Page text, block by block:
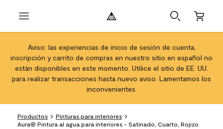
Aviso: las experiencias de inicio de sesión de cuenta,
inscripción y carrito de compras en nuestro sitio en español no
están disponibles en este momento. Utilice el sitio de EE. UU.
para realizar transacciones hasta nuevo aviso. Lamentamos los
inconvenientes.
Productos
Pinturas para interiores
Aura® Pintura al agua para interiores - Satinado, Cuarto, Rojizo